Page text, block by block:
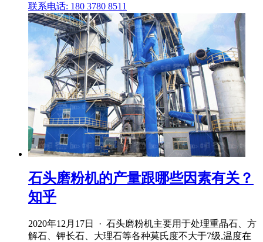
联系电话: 180 3780 8511
石头磨粉机的产量跟哪些因素有关？
知乎
2020年12月17日 · 石头磨粉机主要用于处理重晶石、方
解石、钾长石、大理石等各种莫氏度不大于7级,温度在